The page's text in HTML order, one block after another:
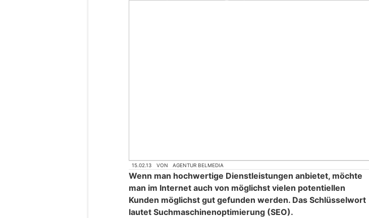
15.02.13 VON AGENTUR BELMEDIA
Wenn man hochwertige Dienstleistungen anbietet, möchte
man im Internet auch von möglichst vielen potentiellen
Kunden möglichst gut gefunden werden. Das Schlüsselwort
lautet Suchmaschinenoptimierung (SEO).